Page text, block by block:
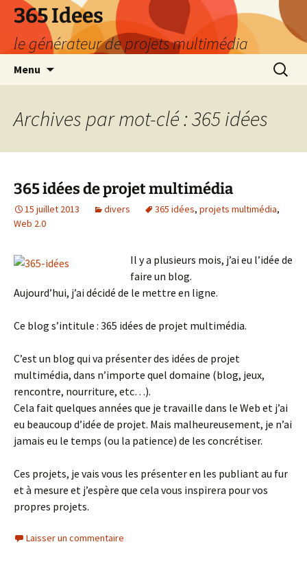
Aller
contenu
365 Idees
le générateur de projets multimédia
Menu
Archives par mot-clé : 365 idées
365 idées de projet multimédia
15 juillet 2013 divers 365 idées, projets multimédia,
Web 2.0
Il y a plusieurs mois, j’ai eu l’idée de
faire un blog.
Aujourd’hui, j’ai décidé de le mettre en ligne.
Ce blog s’intitule : 365 idées de projet multimédia.
C’est un blog qui va présenter des idées de projet
multimédia, dans n’importe quel domaine (blog, jeux,
rencontre, nourriture, etc…).
Cela fait quelques années que je travaille dans le Web et j’ai
eu beaucoup d’idée de projet. Mais malheureusement, je n’ai
jamais eu le temps (ou la patience) de les concrétiser.
Ces projets, je vais vous les présenter en les publiant au fur
et à mesure et j’espère que cela vous inspirera pour vos
propres projets.
Laisser un commentaire